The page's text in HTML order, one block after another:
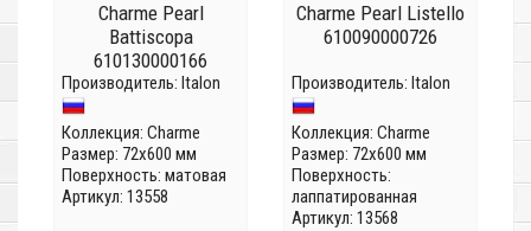
Charme Pearl
Battiscopa
610130000166
Производитель: Italon
Коллекция: Charme
Размер: 72x600 мм
Поверхность: матовая
Артикул: 13558
Charme Pearl Listello
610090000726
Производитель: Italon
Коллекция: Charme
Размер: 72x600 мм
Поверхность:
лаппатированная
Артикул: 13568